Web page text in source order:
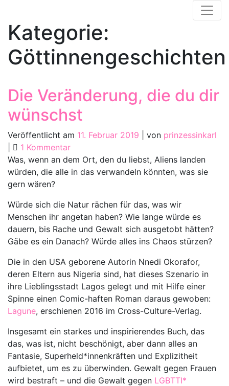
springen
Kategorie:
Göttinnengeschichten
Die Veränderung, die du dir
wünschst
Veröffentlicht am 11. Februar 2019 von prinzessinkarl
1 Kommentarzu
Die
Veränderung,
dir
wünschst
Was, wenn an dem Ort, den du liebst, Aliens landen
würden, die alle in das verwandeln könnten, was sie
gern wären?
Würde sich die Natur rächen für das, was wir
Menschen ihr angetan haben? Wie lange würde es
dauern, bis Rache und Gewalt sich ausgetobt hätten?
Gäbe es ein Danach? Würde alles ins Chaos stürzen?
Die in den USA geborene Autorin Nnedi Okorafor,
deren Eltern aus Nigeria sind, hat dieses Szenario in
ihre Lieblingsstadt Lagos gelegt und mit Hilfe einer
Spinne einen Comic-haften Roman daraus gewoben:
Lagune, erschienen 2016 im Cross-Culture-Verlag.
Insgesamt ein starkes und inspirierendes Buch, das
das, was ist, nicht beschönigt, aber dann alles an
Fantasie, Superheld*innenkräften und Explizitheit
aufbietet, um es zu überwinden. Gewalt gegen Frauen
wird bestraft – und die Gewalt gegen LGBTTI*